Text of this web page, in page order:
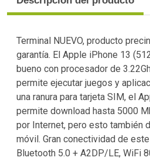
Terminal NUEVO, producto
garantía. El Apple iPhone 13
bueno con procesador de
permite ejecutar juegos y
una ranura para tarjeta SIM, el
permite download hasta 5000
por Internet, pero esto también
móvil. Gran conectividad de
Bluetooth 5.0 + A2DP/LE, WiFi